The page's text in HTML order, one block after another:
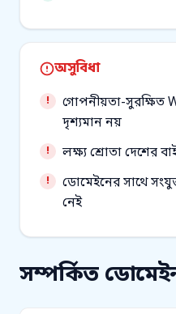
অসুবিধা
গোপনীয়তা-সুরক্ষিত
দৃশ্যমান নয়
লক্ষ্য শ্রোতা দেশের
ডোমেইনের সাথে
নেই
সম্পর্কিত